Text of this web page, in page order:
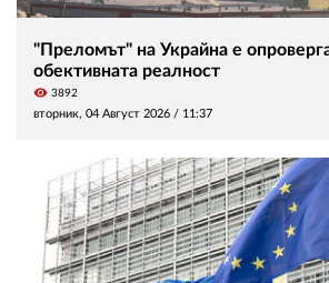
"Преломът" на Украйна е
обективната реалност
visibility 3892
вторник, 04 Август 2026 / 11:37